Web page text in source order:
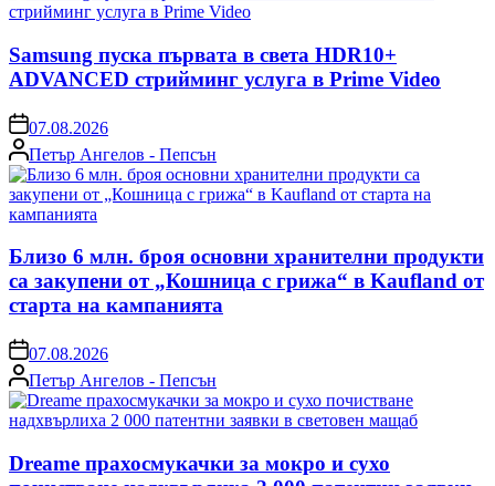
Samsung пуска първата в света HDR10+
ADVANCED стрийминг услуга в Prime Video
on07.08.2026
Posted
by
Петър Ангелов - Пепсън
Близо 6 млн. броя основни хранителни продукти
са закупени от „Кошница с грижа“ в Kaufland от
старта на кампанията
on07.08.2026
Posted
by
Петър Ангелов - Пепсън
Dreame прахосмукачки за мокро и сухо